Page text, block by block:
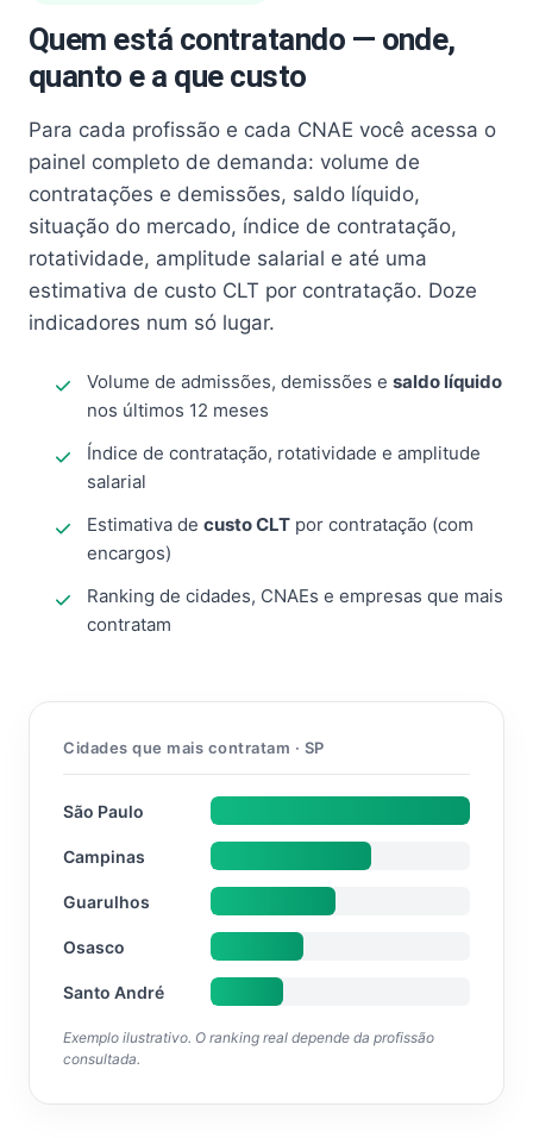
Quem está contratando — onde,
quanto e a que custo
Para cada profissão e cada CNAE você acessa o
painel completo de demanda: volume de
contratações e demissões, saldo líquido,
situação do mercado, índice de contratação,
rotatividade, amplitude salarial e até uma
estimativa de custo CLT por contratação. Doze
indicadores num só lugar.
Volume de admissões, demissões e saldo líquido
nos últimos 12 meses
Índice de contratação, rotatividade e amplitude
salarial
Estimativa de custo CLT por contratação (com
encargos)
Ranking de cidades, CNAEs e empresas que mais
contratam
Cidades que mais contratam · SP
São Paulo
Campinas
Guarulhos
Osasco
Santo André
Exemplo ilustrativo. O ranking real depende da profissão
consultada.